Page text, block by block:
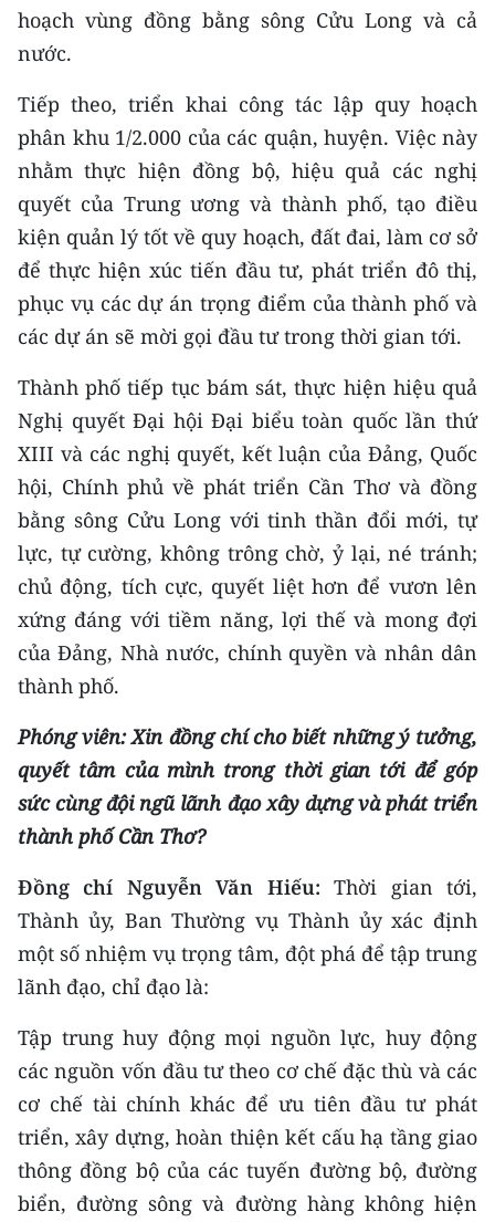
hoạch vùng đồng bằng sông Cửu Long và cả
nước.
Tiếp theo, triển khai công tác lập quy hoạch
phân khu 1/2.000 của các quận, huyện. Việc này
nhằm thực hiện đồng bộ, hiệu quả các nghị
quyết của Trung ương và thành phố, tạo điều
kiện quản lý tốt về quy hoạch, đất đai, làm cơ sở
để thực hiện xúc tiến đầu tư, phát triển đô thị,
phục vụ các dự án trọng điểm của thành phố và
các dự án sẽ mời gọi đầu tư trong thời gian tới.
Thành phố tiếp tục bám sát, thực hiện hiệu quả
Nghị quyết Đại hội Đại biểu toàn quốc lần thứ
XIII và các nghị quyết, kết luận của Đảng, Quốc
hội, Chính phủ về phát triển Cần Thơ và đồng
bằng sông Cửu Long với tinh thần đổi mới, tự
lực, tự cường, không trông chờ, ỷ lại, né tránh;
chủ động, tích cực, quyết liệt hơn để vươn lên
xứng đáng với tiềm năng, lợi thế và mong đợi
của Đảng, Nhà nước, chính quyền và nhân dân
thành phố.
Phóng viên: Xin đồng chí cho biết những ý tưởng,
quyết tâm của mình trong thời gian tới để góp
sức cùng đội ngũ lãnh đạo xây dựng và phát triển
thành phố Cần Thơ?
Đồng chí Nguyễn Văn Hiếu:Thời gian tới,
Thành ủy, Ban Thường vụ Thành ủy xác định
một số nhiệm vụ trọng tâm, đột phá để tập trung
lãnh đạo, chỉ đạo là:
Tập trung huy động mọi nguồn lực, huy động
các nguồn vốn đầu tư theo cơ chế đặc thù và các
cơ chế tài chính khác để ưu tiên đầu tư phát
triển, xây dựng, hoàn thiện kết cấu hạ tầng giao
thông đồng bộ của các tuyến đường bộ, đường
biển, đường sông và đường hàng không hiện